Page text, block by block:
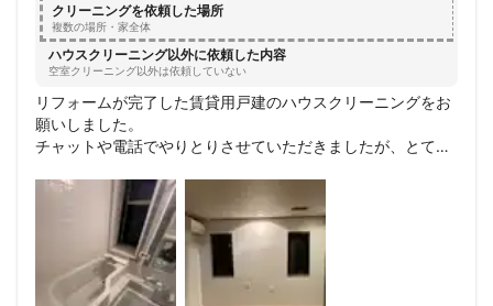
クリーニングを依頼した場所
複数の場所・家全体
ハウスクリーニング以外に依頼した内容
空室クリーニング以外は依頼していない
リフォームが完了した賃貸用戸建のハウスクリーニングをお
願いしました。
チャットや電話でやりとりさせていただきましたが、とても
また、現場においても、一部屋ずつ時間をかけてくださり、
ピカピカにしていただきました😆めちゃくちゃ満足していま
スタッフの皆様には感謝🙏他の物件でもまたお願いしたいで
す。